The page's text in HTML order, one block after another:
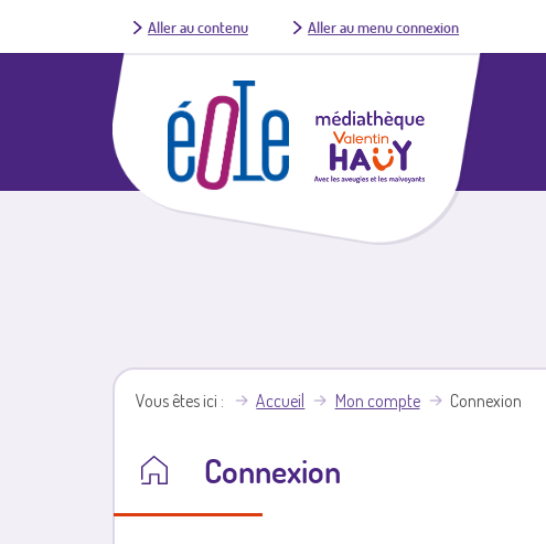
Aller au contenu Aller au menu connexion
Vous êtes ici Accueil Mon compte Connexion
Connexion